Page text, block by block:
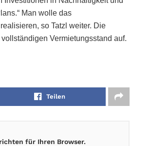
Man wolle das
so Tatzl weiter. Die
Vermietungsstand auf.
Teilen
für Ihren Browser.